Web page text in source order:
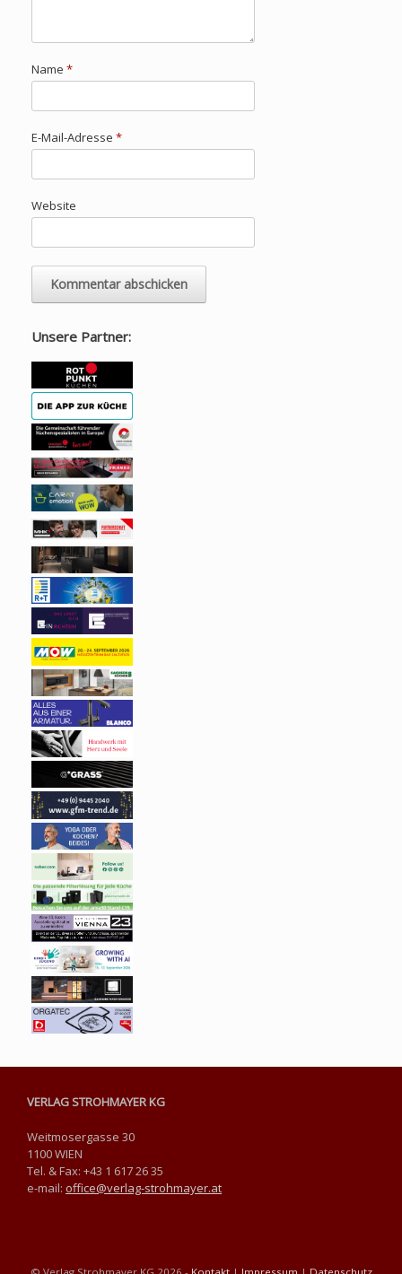
Name *
E-Mail-Adresse *
Website
Unsere Partner:
VERLAG STROHMAYER KG
Weitmosergasse 30
1100 WIEN
Tel. & Fax: +43 1 617 26 35
e-mail: office@verlag-strohmayer.at